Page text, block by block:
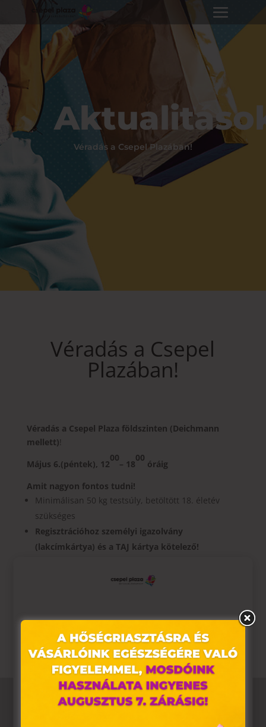
Véradás a Csepel Plazában!
Véradás a Csepel
Plazában!
Véradás a Csepel Plaza földszinten (Deichmann
mellett)!
Május 6.(péntek), 12
00
– 18
00
óráig
Amit nagyon fontos tudni!
Minimálisan 50 kg testsúly, betöltött 18. életév
szükséges
Regisztrációhoz személyi igazolvány
(lakcímkártya) és a TAJ kártya kötelező!
A gyógyszerszedés önmagában nem kizáró ok, a
Ez az oldal sütiket használ
Weboldalunkon „cookie"-kat (továbbiakban „süti")
alkalmazunk. Ezek olyan fájlok, melyek információt tárolnak
webes böngészőjében. Ehhez az Ön hozzájárulása
szükséges.
A „sütiket" az elektronikus hírközlésről szóló 2003. évi C.
törvény, az elektronikus kereskedelmi szolgáltatások, az